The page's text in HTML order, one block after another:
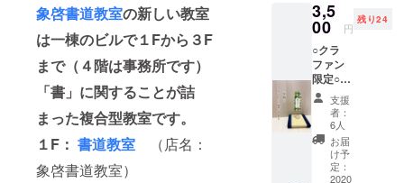
象啓書道教室の新しい教室
は一棟のビルで１Fから３F
まで（４階は事務所です）
「書」に関することが詰
まった複合型教室です。
１F： 書道教室
（店名：
象啓書道教室）
自由に
飾って
楽しん
でいた
だくこ
とも。
通常
は、無
地のミ
ニ掛け
軸の販
売をし
のミニ
掛軸と
専用ス
タンド
のセッ
トで
す。 ミ
ニ掛軸
を、お
好きな
場所に
インテ
3,5
00 円
残り24
○クラ
ファン
限定○
「あり
がと
う」ミ
ニ掛軸
と、ス
タンド×
畳のＳ
支援
者：
6人
お届
け予
定：
2020